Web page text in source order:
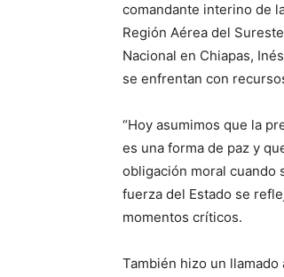
comandante interino de
Región Aérea del
Nacional en Chiapas,
se enfrentan con
“Hoy asumimos que la
es una forma de paz y
obligación moral cuando
fuerza del Estado se
momentos críticos.
También hizo un